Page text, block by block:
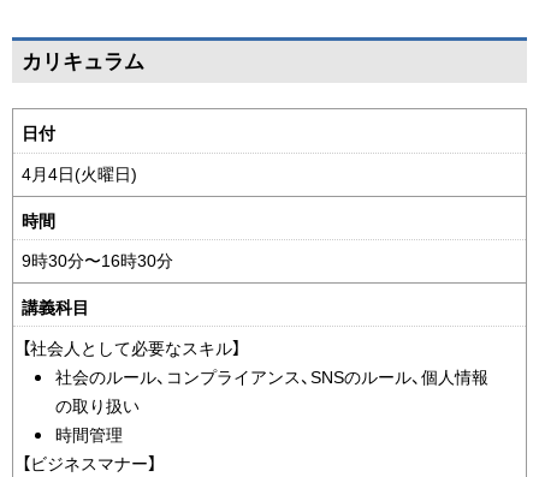
ッ
プ
へ
戻
る
ペ
ー
ジ
の
ト
ッ
プ
へ
戻
る
カリキュラム
時
間
割
り
表
日付
4月4日(火曜日)
時間
9時30分〜16時30分
講義科目
【社会人として必要なスキル】
社会のルール、コンプライアンス、SNSのルール、個人情報
の取り扱い
時間管理
【ビジネスマナー】